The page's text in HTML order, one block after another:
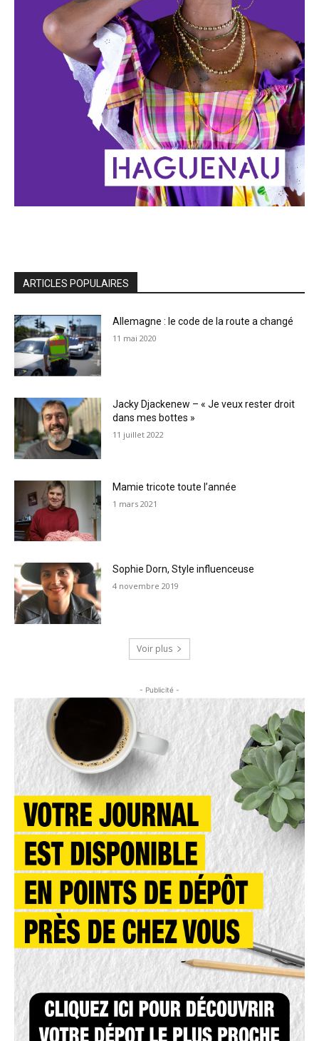
ARTICLES POPULAIRES
Allemagne : le code de la route a changé
11 mai 2020
Jacky Djackenew – « Je veux rester droit
dans mes bottes »
11 juillet 2022
Mamie tricote toute l’année
1 mars 2021
Sophie Dorn, Style influenceuse
4 novembre 2019
Voir plus
- Publicité -